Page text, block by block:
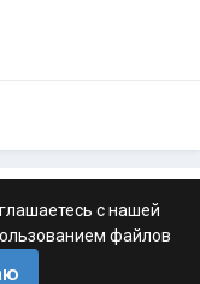
с нашей
файлов